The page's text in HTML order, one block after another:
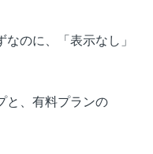
のに、「表示なし」
と、有料プランの